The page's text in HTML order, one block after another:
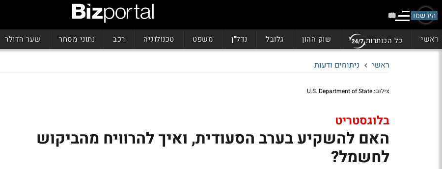
הירשמו
ראשי כל הכותרות שוק ההון גלובל נדל"ן משפט טכנולוגיה רכב נתוני מסחר שער הדולר
ראשי ניתוחים ודעות
צילום: U.S. Department of State
בלוגסטריט
האם להשקיע בערב הסעודית, ואיך להרוויח מהביקוש
לחשמל?